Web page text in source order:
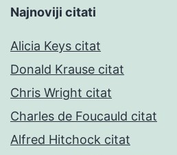
Najnoviji citati
Alicia Keys citat
Donald Krause citat
Chris Wright citat
Charles de Foucauld citat
Alfred Hitchock citat